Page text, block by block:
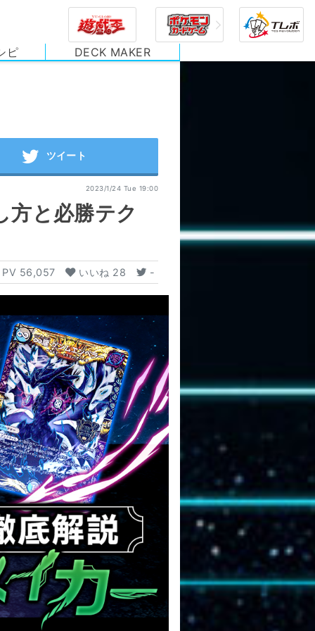
ピ DECK MAKER
2023/1/24 Tue 19:00
方と必勝テク
56,057 いいね 28 -